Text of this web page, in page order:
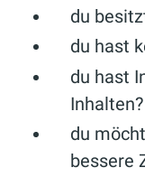
du
du hast
du hast
Inhalten?
du
bessere